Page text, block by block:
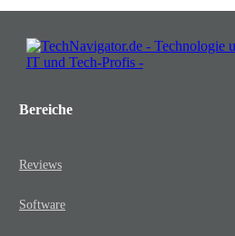
Bereiche
Reviews
Software